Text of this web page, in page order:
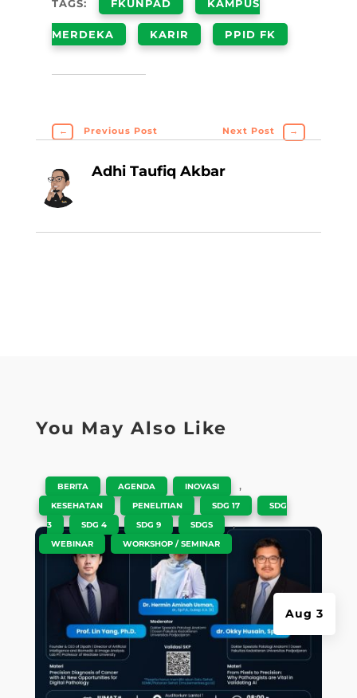
TAGS: FKUNPAD KAMPUS
MERDEKA KARIR PPID FK
← Previous Post Next Post →
Adhi Taufiq Akbar
You May Also Like
Aug 3
BERITA AGENDA INOVASI ,
KESEHATAN PENELITIAN SDG 17
SDG
3
SDG 4 SDG 9 SDGS ,
WEBINAR WORKSHOP / SEMINAR